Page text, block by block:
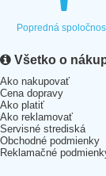
Popredná
Všetko o
Ako nakupovať
Cena dopravy
Ako platiť
Ako reklamovať
Servisné strediská
Obchodné podmienky
Reklamačné